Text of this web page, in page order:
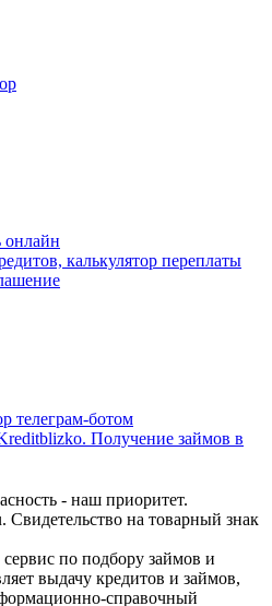
онлайн
калькулятор переплаты
- наш приоритет.
на товарный знак
по подбору займов и
выдачу кредитов и займов,
справочный